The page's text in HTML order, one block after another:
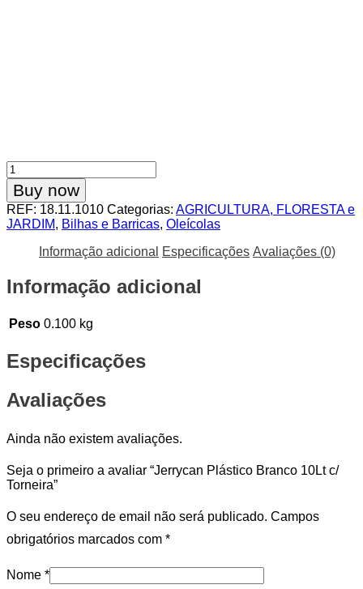
Quantidade
de
Jerrycan
Plástico
Branco
Buy now
REF: 18.11.1010 Categorias: AGRICULTURA, FLORESTA e
JARDIM, Bilhas e Barricas, Oleícolas
Informação adicional Especificações Avaliações (0)
Informação adicional
Peso 0.100 kg
Especificações
Avaliações
Ainda não existem avaliações.
Seja o primeiro a avaliar “Jerrycan Plástico Branco 10Lt c/
Torneira”
O seu endereço de email não será publicado. Campos
obrigatórios marcados com *
Nome *